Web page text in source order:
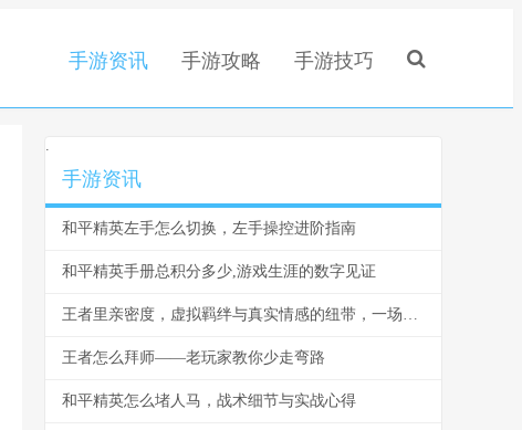
手游资讯 手游攻略 手游技巧
.
手游资讯
和平精英左手怎么切换，左手操控进阶指南
和平精英手册总积分多少,游戏生涯的数字见证
王者里亲密度，虚拟羁绊与真实情感的纽带，一场关于陪伴与记忆的旅程
王者怎么拜师——老玩家教你少走弯路
和平精英怎么堵人马，战术细节与实战心得